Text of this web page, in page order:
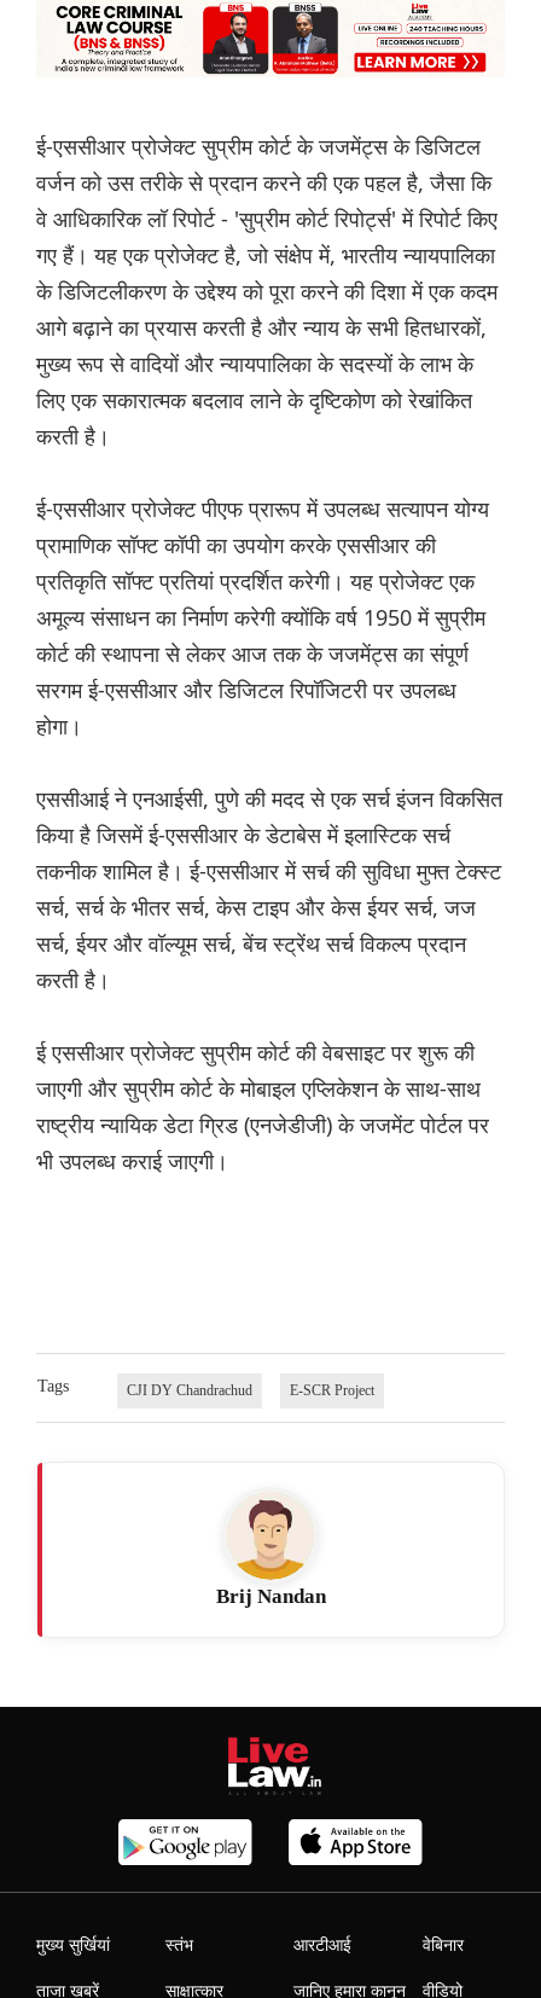
ई-एससीआर प्रोजेक्ट सुप्रीम कोर्ट के जजमेंट्स के डिजिटल
वर्जन को उस तरीके से प्रदान करने की एक पहल है, जैसा कि
वे आधिकारिक लॉ रिपोर्ट - 'सुप्रीम कोर्ट रिपोर्ट्स' में रिपोर्ट किए
गए हैं। यह एक प्रोजेक्ट है, जो संक्षेप में, भारतीय न्यायपालिका
के डिजिटलीकरण के उद्देश्य को पूरा करने की दिशा में एक कदम
आगे बढ़ाने का प्रयास करती है और न्याय के सभी हितधारकों,
मुख्य रूप से वादियों और न्यायपालिका के सदस्यों के लाभ के
लिए एक सकारात्मक बदलाव लाने के दृष्टिकोण को रेखांकित
करती है।
ई-एससीआर प्रोजेक्ट पीएफ प्रारूप में उपलब्ध सत्यापन योग्य
प्रामाणिक सॉफ्ट कॉपी का उपयोग करके एससीआर की
प्रतिकृति सॉफ्ट प्रतियां प्रदर्शित करेगी। यह प्रोजेक्ट एक
अमूल्य संसाधन का निर्माण करेगी क्योंकि वर्ष 1950 में सुप्रीम
कोर्ट की स्थापना से लेकर आज तक के जजमेंट्स का संपूर्ण
सरगम ई-एससीआर और डिजिटल रिपॉजिटरी पर उपलब्ध
होगा।
एससीआई ने एनआईसी, पुणे की मदद से एक सर्च इंजन विकसित
किया है जिसमें ई-एससीआर के डेटाबेस में इलास्टिक सर्च
तकनीक शामिल है। ई-एससीआर में सर्च की सुविधा मुफ्त टेक्स्ट
सर्च, सर्च के भीतर सर्च, केस टाइप और केस ईयर सर्च, जज
सर्च, ईयर और वॉल्यूम सर्च, बेंच स्ट्रेंथ सर्च विकल्प प्रदान
करती है।
ई एससीआर प्रोजेक्ट सुप्रीम कोर्ट की वेबसाइट पर शुरू की
जाएगी और सुप्रीम कोर्ट के मोबाइल एप्लिकेशन के साथ-साथ
राष्ट्रीय न्यायिक डेटा ग्रिड (एनजेडीजी) के जजमेंट पोर्टल पर
भी उपलब्ध कराई जाएगी।
Tags CJI DY Chandrachud E-SCR Project
Brij Nandan
मुख्य सुर्खियां
ताजा खबरें
स्तंभ
साक्षात्कार
आरटीआई
जानिए हमारा कानून
वेबिनार
वीडियो